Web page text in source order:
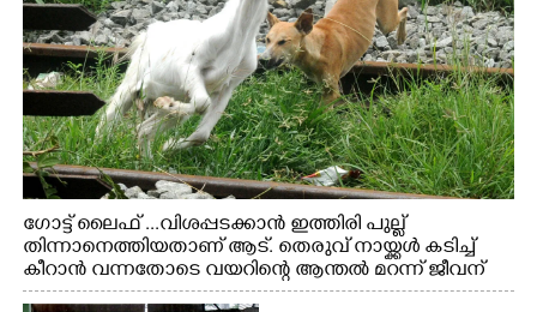
ഗോട്ട് ലൈഫ് ...വിശപ്പടക്കാൻ ഇത്തിരി പുല്ല്
തിന്നാനെത്തിയതാണ് ആട്. തെരുവ് നായ്ക്കൾ കടിച്ച്
കീറാൻ വന്നതോടെ വയറിന്റെ ആന്തൽ മറന്ന് ജീവന്
വേണ്ടിയായി ഓട്ടം. എറണാകുളം വാത്തുരുത്തിയിൽ